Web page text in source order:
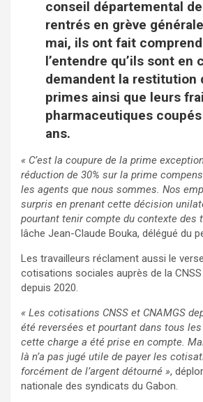
conseil départemental
rentrés en grève
mai, ils ont fait
l’entendre qu’ils sont en
demandent la restitution
primes ainsi que leurs
pharmaceutiques
ans.
« C’est la coupure de la prime
réduction de 30% sur la prime
les agents que nous sommes. Nos
surpris en prenant cette décision
pourtant tenir compte du contexte des
lâche Jean-Claude Bouka, délégué du
Les travailleurs réclament aussi le
cotisations sociales auprès de la CNSS
depuis 2020.
« Les cotisations CNSS et CNAMGS
été reversées et pourtant dans tous
cette charge a été prise en compte.
là n’a pas jugé utile de payer les
forcément de l’argent détourné »,
nationale des syndicats du Gabon.